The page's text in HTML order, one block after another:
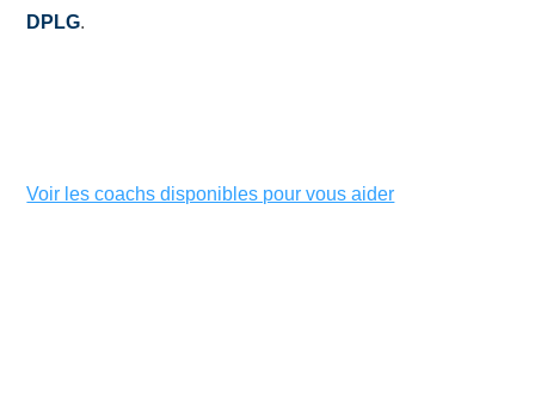
DPLG.
Voir les coachs disponibles pour vous aider